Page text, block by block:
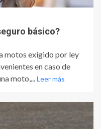
básico?
motos exigido por ley
en caso de
moto,...Leer más